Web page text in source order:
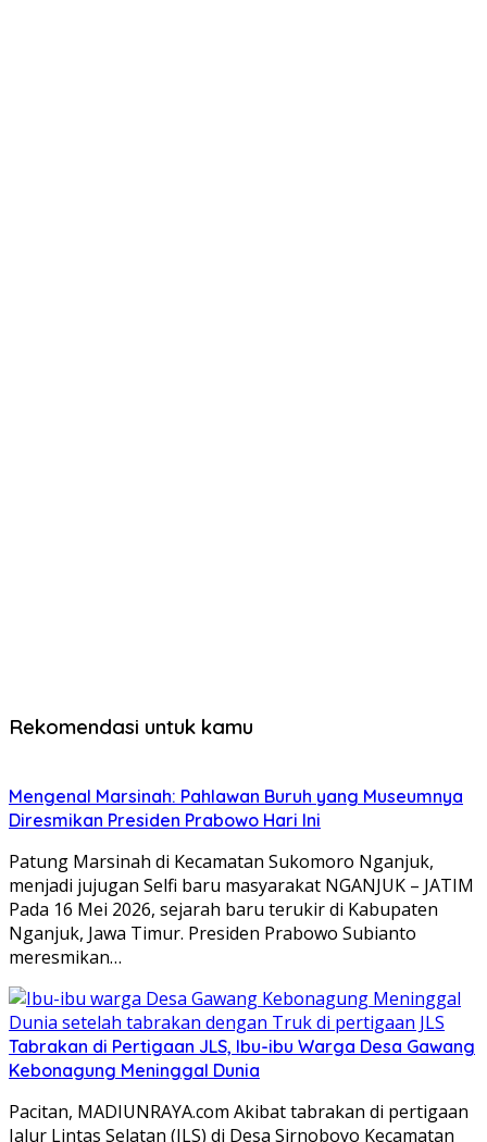
Rekomendasi untuk kamu
Mengenal Marsinah: Pahlawan Buruh yang Museumnya
Diresmikan Presiden Prabowo Hari Ini
Patung Marsinah di Kecamatan Sukomoro Nganjuk,
menjadi jujugan Selfi baru masyarakat NGANJUK – JATIM
Pada 16 Mei 2026, sejarah baru terukir di Kabupaten
Nganjuk, Jawa Timur. Presiden Prabowo Subianto
meresmikan…
Tabrakan di Pertigaan JLS, Ibu-ibu Warga Desa Gawang
Kebonagung Meninggal Dunia
Pacitan, MADIUNRAYA.com Akibat tabrakan di pertigaan
Jalur Lintas Selatan (JLS) di Desa Sirnoboyo Kecamatan